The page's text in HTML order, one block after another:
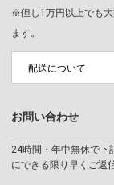
※但し1万円以上でも大
ます。
配送について
お問い合わせ
24時間・年中無休で下
にできる限り早くご返